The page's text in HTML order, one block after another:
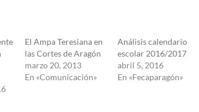
El Ampa Teresiana en
las Cortes de Aragón
marzo 20, 2013
En «Comunicación»
Análisis calendario
escolar 2016/2017
abril 5, 2016
En «Fecaparagón»